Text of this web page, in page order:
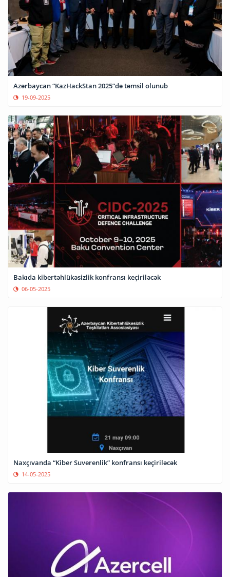
Azərbaycan “KazHackStan 2025”də təmsil olunub
19-09-2025
Bakıda kibertəhlükəsizlik konfransı keçiriləcək
06-05-2025
Naxçıvanda “Kiber Suverenlik” konfransı keçiriləcək
14-05-2025